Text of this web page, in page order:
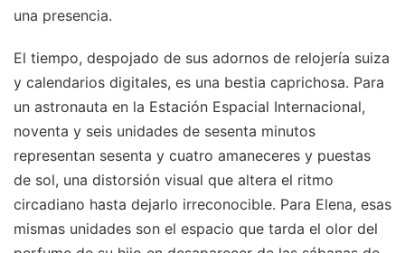
una presencia.
El tiempo, despojado de sus adornos de relojería suiza
y calendarios digitales, es una bestia caprichosa. Para
un astronauta en la Estación Espacial Internacional,
noventa y seis unidades de sesenta minutos
representan sesenta y cuatro amaneceres y puestas
de sol, una distorsión visual que altera el ritmo
circadiano hasta dejarlo irreconocible. Para Elena, esas
mismas unidades son el espacio que tarda el olor del